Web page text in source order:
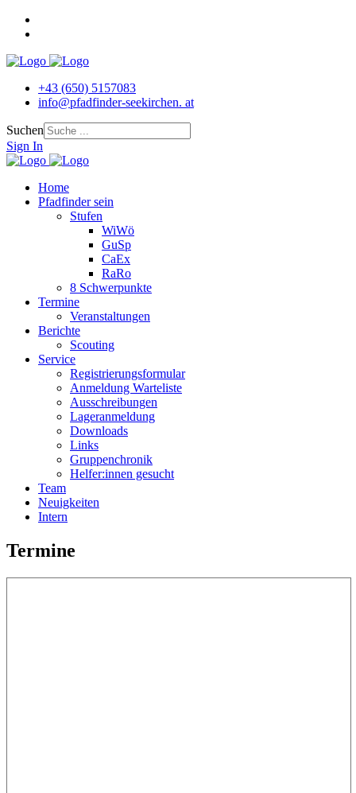
+43 (650) 5157083
info@pfadfinder‐seekirchen. at
Suchen
Sign In
Home
Pfadfinder sein
Stufen
WiWö
GuSp
CaEx
RaRo
8 Schwerpunkte
Termine
Veranstaltungen
Berichte
Scouting
Service
Registrierungsformular
Anmeldung Warteliste
Ausschreibungen
Lageranmeldung
Downloads
Links
Gruppenchronik
Helfer:innen gesucht
Team
Neuigkeiten
Intern
Termine